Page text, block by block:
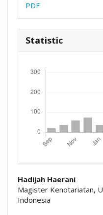
PDF
Statistic
Hadijah Haerani
Magister Kenotariatan,
Indonesia